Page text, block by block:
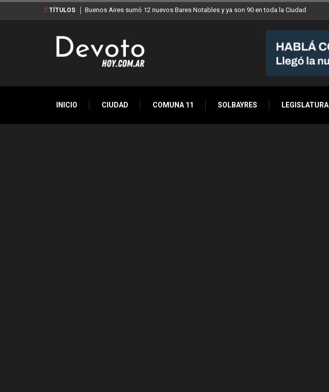
TÍTULOS Buenos Aires sumó 12 nuevos Bares Notables y ya son 90 en toda la Ciudad
INICIO CIUDAD COMUNA 11 SOLBAYRES LEGISLATURA